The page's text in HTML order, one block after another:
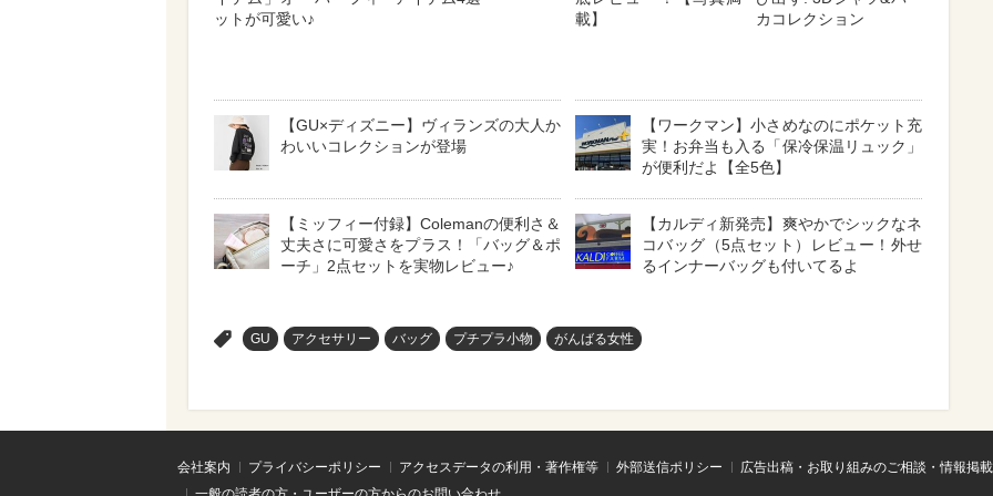
ットが可愛い♪
載】
カコレクション
【GU×ディズニー】ヴィランズの大人か
わいいコレクションが登場
【ワークマン】小さめなのにポケット充
実！お弁当も入る「保冷保温リュック」
が便利だよ【全5色】
【ミッフィー付録】Colemanの便利さ＆
丈夫さに可愛さをプラス！「バッグ＆ポ
ーチ」2点セットを実物レビュー♪
【カルディ新発売】爽やかでシックなネ
コバッグ（5点セット）レビュー！外せ
るインナーバッグも付いてるよ
GU アクセサリー バッグ プチプラ小物 がんばる女性
会社案内 プライバシーポリシー アクセスデータの利用・著作権等 外部送信ポリシー
広告出稿・お取り組みのご相談・情報掲